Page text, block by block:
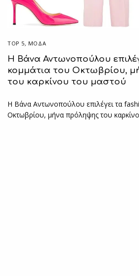
TOP 5, ΜΟΔΑ
H Βάνα Αντωνοπούλου
κομμάτια του Οκτωβρίου,
του καρκίνου του μαστού
H Βάνα Αντωνοπούλου επιλέγει τα
Οκτωβρίου, μήνα πρόληψης του